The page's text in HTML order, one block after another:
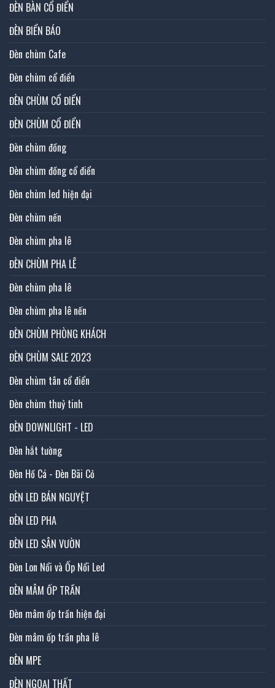
ĐÈN BÀN CỔ ĐIỂN
ĐÈN BIỂN BÁO
Đèn chùm Cafe
Đèn chùm cổ điển
ĐÈN CHÙM CỔ ĐIỂN
ĐÈN CHÙM CỔ ĐIỂN
Đèn chùm đồng
Đèn chùm đồng cổ điển
Đèn chùm led hiện đại
Đèn chùm nến
Đèn chùm pha lê
ĐÈN CHÙM PHA LÊ
Đèn chùm pha lê
Đèn chùm pha lê nến
ĐÈN CHÙM PHÒNG KHÁCH
ĐÈN CHÙM SALE 2023
Đèn chùm tân cổ điển
Đèn chùm thuỷ tinh
ĐÈN DOWNLIGHT - LED
Đèn hắt tường
Đèn Hồ Cá - Đèn Bãi Cỏ
ĐÈN LED BÁN NGUYỆT
ĐÈN LED PHA
ĐÈN LED SÂN VƯỜN
Đèn Lon Nổi và Ốp Nổi Led
ĐÈN MÂM ỐP TRẦN
Đèn mâm ốp trần hiện đại
Đèn mâm ốp trần pha lê
ĐÈN MPE
ĐÈN NGOẠI THẤT